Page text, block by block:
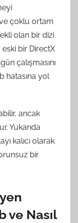
çoklu ortam
olan bir dizi
bir DirectX
çalışmasını
hatasına yol
ancak
Yukarıda
kalıcı olarak
bir
ve Nasıl